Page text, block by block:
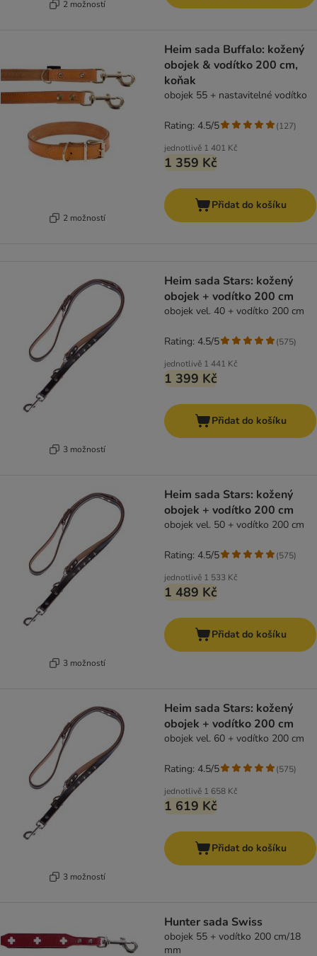
2 možností
2 možností
Heim sada Buffalo: kožený
obojek & vodítko 200 cm,
koňak
obojek 55 + nastavitelné vodítko
jednotlivě 1 401 Kč
1 359 Kč
Rating: 4.5/5 (127)
Přidat do košíku
3 možností
Heim sada Stars: kožený
obojek + vodítko 200 cm
obojek vel. 40 + vodítko 200 cm
jednotlivě 1 441 Kč
1 399 Kč
Rating: 4.5/5 (575)
Přidat do košíku
3 možností
Heim sada Stars: kožený
obojek + vodítko 200 cm
obojek vel. 50 + vodítko 200 cm
jednotlivě 1 533 Kč
1 489 Kč
Rating: 4.5/5 (575)
Přidat do košíku
3 možností
Heim sada Stars: kožený
obojek + vodítko 200 cm
obojek vel. 60 + vodítko 200 cm
jednotlivě 1 658 Kč
1 619 Kč
Rating: 4.5/5 (575)
Přidat do košíku
Hunter sada Swiss
obojek 55 + vodítko 200 cm/18
mm